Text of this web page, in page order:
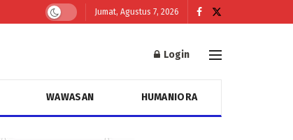
Jumat, Agustus 7, 2026
Login
WAWASAN HUMANIORA